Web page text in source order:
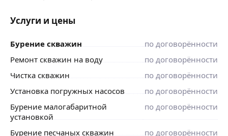
Услуги и цены
Бурение скважин
по договорённости
Ремонт скважин на воду
по договорённости
Чистка скважин
по договорённости
Установка погружных насосов
по договорённости
Бурение малогабаритной
установкой
по договорённости
Бурение песчаных скважин
по договорённости